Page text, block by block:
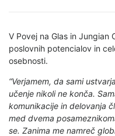
V Povej na Glas in Jungian
poslovnih potencialov in
osebnosti.
“Verjamem, da sami
učenje nikoli ne konča.
komunikacije in delovanja
med dvema
se. Zanima me namreč